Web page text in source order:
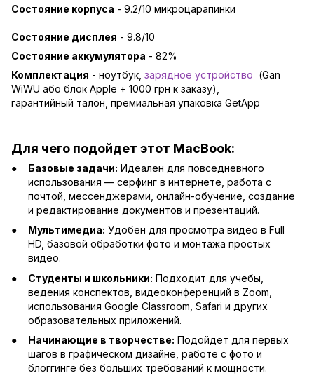
Состояние корпуса - 9.2/10 микроцарапинки
Состояние дисплея - 9.8/10
Состояние аккумулятора - 82%
Комплектация - ноутбук, зарядное устройство (Gan
WiWU або блок Apple + 1000 грн к заказу),
гарантийный талон, премиальная упаковка GetApp
Для чего подойдет этот MacBook:
Базовые задачи: Идеален для повседневного
использования — серфинг в интернете, работа с
почтой, мессенджерами, онлайн-обучение, создание
и редактирование документов и презентаций.
Мультимедиа: Удобен для просмотра видео в Full
HD, базовой обработки фото и монтажа простых
видео.
Студенты и школьники: Подходит для учебы,
ведения конспектов, видеоконференций в Zoom,
использования Google Classroom, Safari и других
образовательных приложений.
Начинающие в творчестве: Подойдет для первых
шагов в графическом дизайне, работе с фото и
блоггинге без больших требований к мощности.